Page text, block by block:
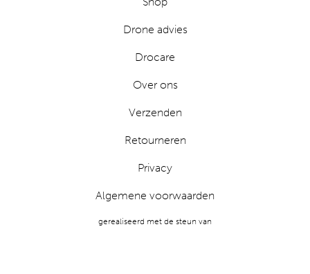
Drone advies
Drocare
Over ons
Verzenden
Retourneren
Privacy
Algemene voorwaarden
gerealiseerd met de steun van